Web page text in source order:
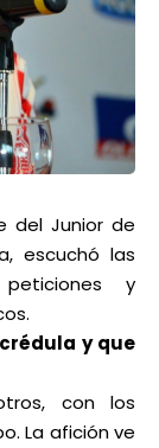
del Junior de
escuchó las
y
y que
con los
La afición ve